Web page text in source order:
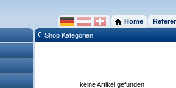
Home
Shop Kategorien
keine Artikel gefunden